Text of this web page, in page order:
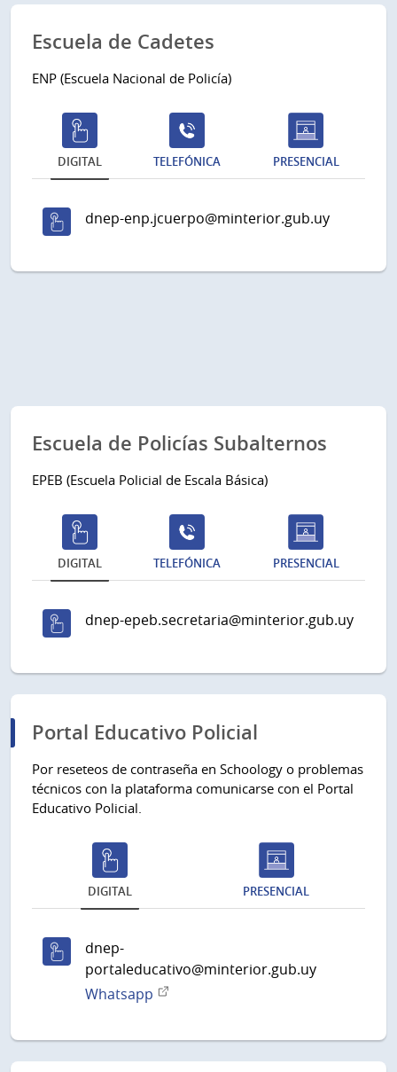
Escuela de Cadetes
ENP (Escuela Nacional de Policía)
DIGITAL TELEFÓNICA PRESENCIAL
dnep-enp.jcuerpo@minterior.gub.uy
Escuela de Policías Subalternos
EPEB (Escuela Policial de Escala Básica)
DIGITAL TELEFÓNICA PRESENCIAL
dnep-epeb.secretaria@minterior.gub.uy
Portal Educativo Policial
Por reseteos de contraseña en Schoology o problemas
técnicos con la plataforma comunicarse con el Portal
Educativo Policial.
DIGITAL PRESENCIAL
dnep-
portaleducativo@minterior.gub.uy
Whatsapp